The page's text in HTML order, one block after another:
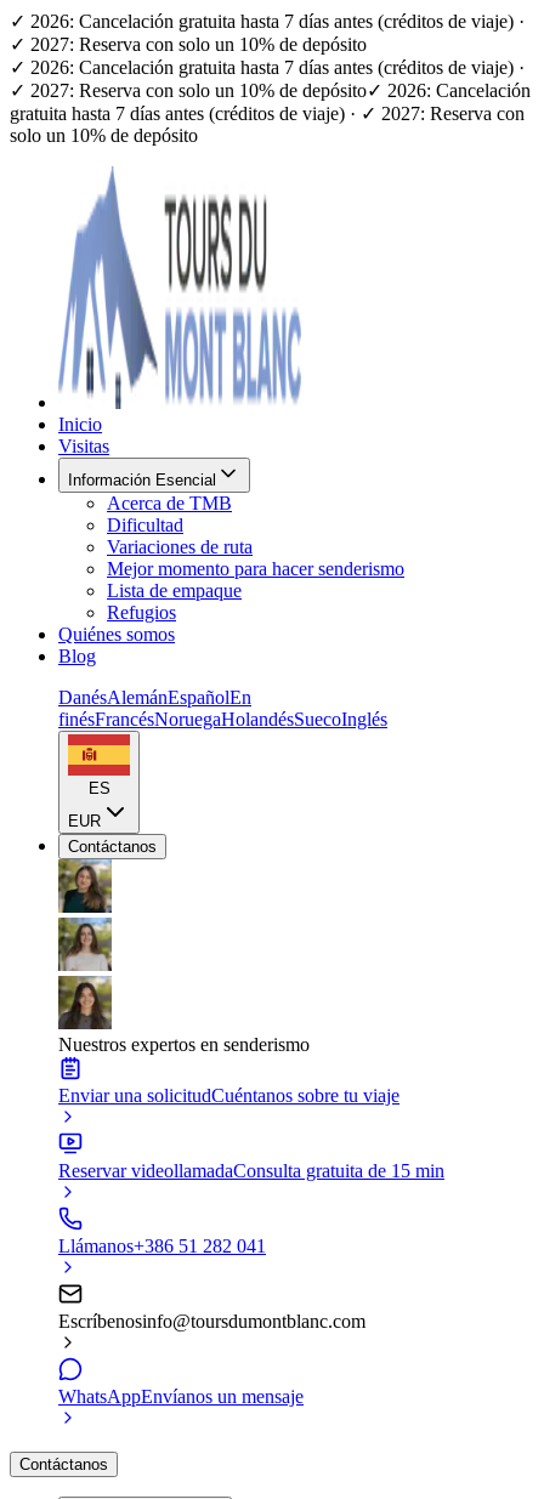
✓ 2026: Cancelación gratuita hasta 7 días antes (créditos de viaje) ·
✓ 2027: Reserva con solo un 10% de depósito
✓ 2026: Cancelación gratuita hasta 7 días antes (créditos de viaje) ·
✓ 2027: Reserva con solo un 10% de depósito✓ 2026: Cancelación
gratuita hasta 7 días antes (créditos de viaje) · ✓ 2027: Reserva con
solo un 10% de depósito
Inicio
Visitas
Información Esencial
Acerca de TMB
Dificultad
Variaciones de ruta
Mejor momento para hacer senderismo
Lista de empaque
Refugios
Quiénes somos
Blog
DanésAlemánEspañolEn
finésFrancésNoruegaHolandésSuecoInglés
ES
EUR
Contáctanos
Nuestros expertos en senderismo
Enviar una solicitudCuéntanos sobre tu viaje
Reservar videollamadaConsulta gratuita de 15 min
Llámanos+386 51 282 041
Escríbenosinfo@toursdumontblanc.com
WhatsAppEnvíanos un mensaje
Contáctanos